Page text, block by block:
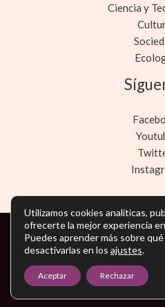
Ciencia y
Copyright © Todos los
Política de privacidad-
Utilizamos cookies analíticas,
ofrecerte la mejor experiencia
Puedes aprender más sobre
desactivarlas en los ajustes.
Aceptar Rechazar